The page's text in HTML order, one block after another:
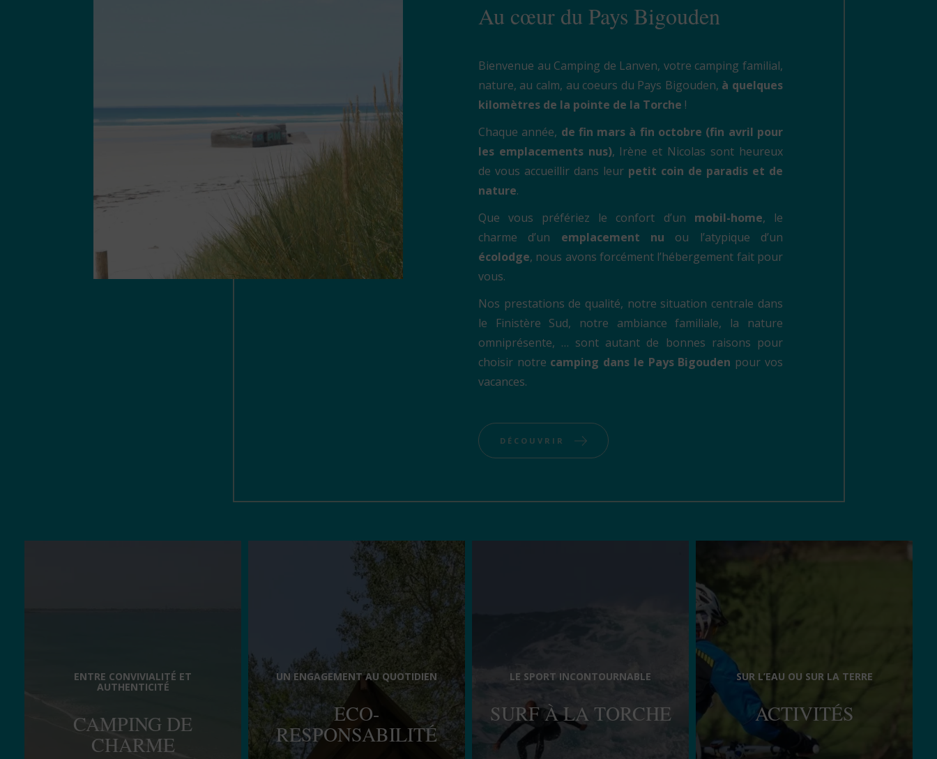
profiter du confort d’un mobil-home ou
découvrir l’insolite d’un écolodge, le Camping
solutions d’hébergements. Réservez vos
vacances dans notre camping dans le Pays
Bigouden !
Au cœur du Pays Bigouden
Bienvenue au Camping de Lanven, votre camping familial,
nature, au calm, au coeurs du Pays Bigouden, à quelques
kilomètres de la pointe de la Torche !
Chaque année, de fin mars à fin octobre (fin avril pour
les emplacements nus), Irène et Nicolas sont heureux
de vous accueillir dans leurpetit coin de paradis et de
nature.
Que vous préfériez le confort d’un mobil-home, le
charme d’un emplacement nu ou l’atypique d’un
écolodge, nous avons forcément l’hébergement fait pour
vous.
Nos prestations de qualité, notre situation centrale dans
le Finistère Sud, notre ambiance familiale, la nature
omniprésente, … sont autant de bonnes raisons pour
choisir notre camping dans le Pays Bigouden pour vos
vacances.
DÉCOUVRIR
ENTRE CONVIVIALITÉ ET
AUTHENTICITÉ
CAMPING DE
CHARME
UN ENGAGEMENT AU QUOTIDIEN
ECO-
RESPONSABILITÉ
LE SPORT INCONTOURNABLE
SURF À LA TORCHE
SUR L’EAU OU SUR LA TERRE
ACTIVITÉS